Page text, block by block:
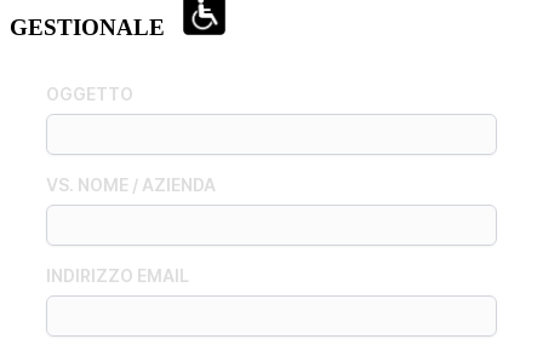
GESTIONALE